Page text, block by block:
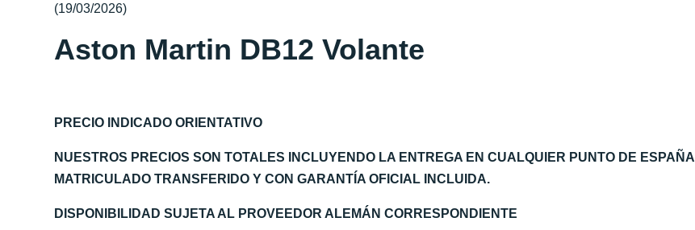
(19/03/2026)
Aston Martin DB12 Volante
PRECIO INDICADO ORIENTATIVO
NUESTROS PRECIOS SON TOTALES INCLUYENDO LA ENTREGA EN CUALQUIER PUNTO DE ESPAÑA
MATRICULADO TRANSFERIDO Y CON GARANTÍA OFICIAL INCLUIDA.
DISPONIBILIDAD SUJETA AL PROVEEDOR ALEMÁN CORRESPONDIENTE